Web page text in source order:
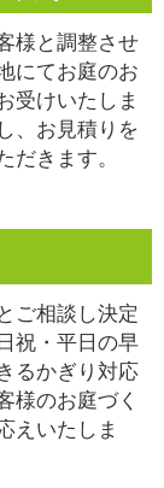
様と調整させ
にてお庭のお
受けいたしま
、お見積りを
だきます。
ご相談し決定
祝・平日の早
るかぎり対応
様のお庭づく
えいたしま